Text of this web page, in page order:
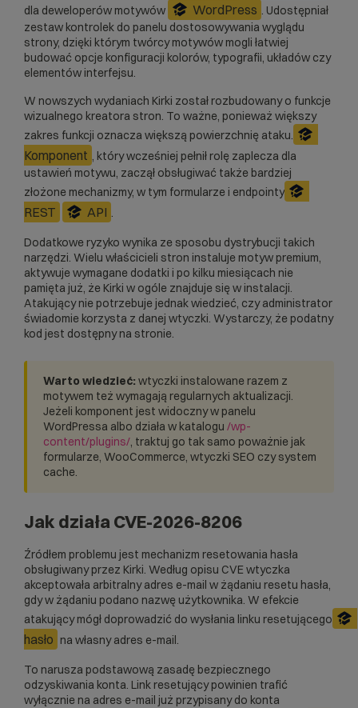
dla deweloperów motywów WordPress . Udostępniał
zestaw kontrolek do panelu dostosowywania wyglądu
strony, dzięki którym twórcy motywów mogli łatwiej
budować opcje konfiguracji kolorów, typografii, układów czy
elementów interfejsu.
W nowszych wydaniach Kirki został rozbudowany o funkcje
wizualnego kreatora stron. To ważne, ponieważ większy
zakres funkcji oznacza większą powierzchnię ataku.
Komponent , który wcześniej pełnił rolę zaplecza dla
ustawień motywu, zaczął obsługiwać także bardziej
złożone mechanizmy, w tym formularze i endpointy
REST API .
Dodatkowe ryzyko wynika ze sposobu dystrybucji takich
narzędzi. Wielu właścicieli stron instaluje motyw premium,
aktywuje wymagane dodatki i po kilku miesiącach nie
pamięta już, że Kirki w ogóle znajduje się w instalacji.
Atakujący nie potrzebuje jednak wiedzieć, czy administrator
świadomie korzysta z danej wtyczki. Wystarczy, że podatny
kod jest dostępny na stronie.
Warto wiedzieć: wtyczki instalowane razem z
motywem też wymagają regularnych aktualizacji.
Jeżeli komponent jest widoczny w panelu
WordPressa albo działa w katalogu /wp-
content/plugins/, traktuj go tak samo poważnie jak
formularze, WooCommerce, wtyczki SEO czy system
cache.
Jak działa CVE-2026-8206
Źródłem problemu jest mechanizm resetowania hasła
obsługiwany przez Kirki. Według opisu CVE wtyczka
akceptowała arbitralny adres e-mail w żądaniu resetu hasła,
gdy w żądaniu podano nazwę użytkownika. W efekcie
atakujący mógł doprowadzić do wysłania linku resetującego
hasło na własny adres e-mail.
To narusza podstawową zasadę bezpiecznego
odzyskiwania konta. Link resetujący powinien trafić
wyłącznie na adres e-mail już przypisany do konta